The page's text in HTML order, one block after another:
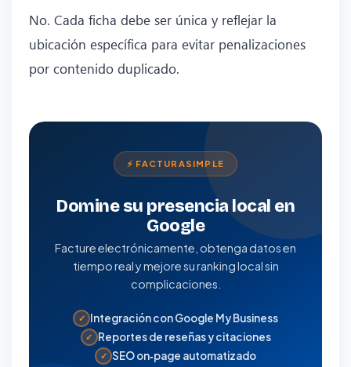
No. Cada ficha debe ser única y reflejar la
ubicación específica para evitar penalizaciones
por contenido duplicado.
⚡ FACTURASIMPLE
Domine su presencia local en
Google
Facture electrónicamente, obtenga datos en
tiempo real y mejore su ranking local sin
complicaciones.
✓ Integración con Google My Business
✓ Reportes de reseñas y citaciones
✓ SEO on‑page automatizado